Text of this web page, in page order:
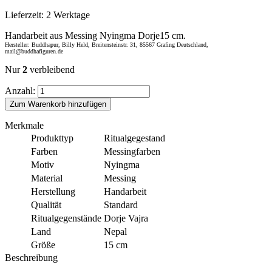
Lieferzeit: 2 Werktage
Handarbeit aus Messing Nyingma Dorje15 cm.
Hersteller: Buddhapur, Billy Held, Breitensteinstr. 31, 85567 Grafing Deutschland,
mail@buddhafiguren.de
Nur2 verbleibend
Anzahl:
Zum Warenkorb hinzufügen
Merkmale
Produkttyp
Ritualgegestand
Farben
Messingfarben
Motiv
Nyingma
Material
Messing
Herstellung
Handarbeit
Qualität
Standard
Ritualgegenstände Dorje Vajra
Land
Nepal
Größe
15 cm
Beschreibung